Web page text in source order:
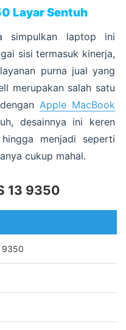
Layar Sentuh
simpulkan laptop ini
sisi termasuk kinerja,
purna jual yang
merupakan salah satu
Apple MacBook
desainnya ini keren
menjadi seperti
cukup mahal.
13 9350
9350